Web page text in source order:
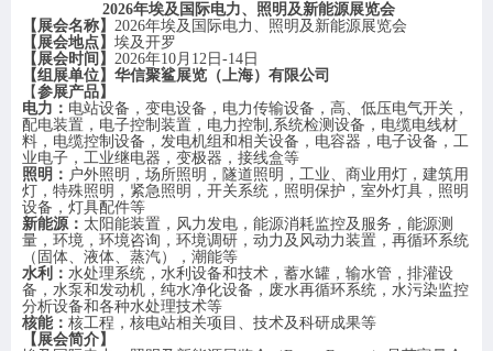
2026年埃及 国际电力、照明及新能源展览会
【展会名称】 2026年埃及国际电力、照明及新能源展览会
【展会地点】 埃及开罗
【展会时间】 2026年10月 12 日 -14 日
【组展单位】 华信聚鲨展览（上海）有限公司
【参展产品】
电力： 电站设备，变电设备，电力传输设备，高、低压电气开关，
配电装置，电子控制装置，电力控制 ,系统检测设备，电缆电线材
料，电缆控制设备，发电机组和相关设备，电容器，电子设备，工
业电子，工业继电器，变极器，接线盒等
照明： 户外照明，场所照明，隧道照明，工业、商业用灯，建筑用
灯，特殊照明，紧急照明，开关系统，照明保护，室外灯具，照明
设备，灯具配件等
新能源： 太阳能装置，风力发电，能源消耗监控及服务，能源测
量，环境，环境咨询，环境调研，动力及风动力装置，再循环系统
（固体、液体、蒸汽），潮能等
水利： 水处理系统，水利设备和技术，蓄水罐，输水管，排灌设
备，水泵和发动机，纯水净化设备，废水再循环系统，水污染监控
分析设备和各种水处理技术等
核能： 核工程，核电站相关项目、技术及科研成果等
【展会简介】